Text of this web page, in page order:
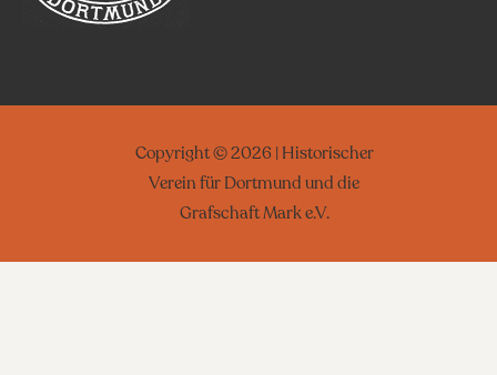
Copyright © 2026 | Historischer
Verein für Dortmund und die
Grafschaft Mark e.V.